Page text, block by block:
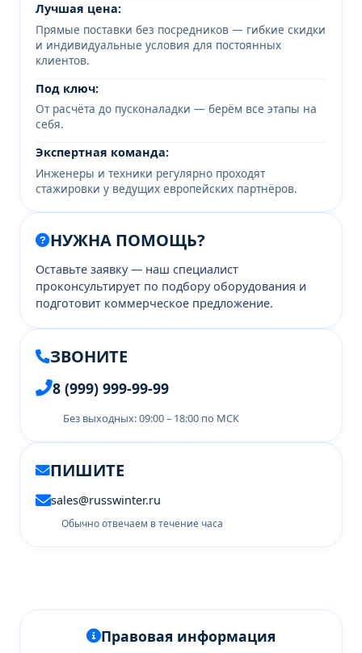
Лучшая цена:
Прямые поставки без посредников — гибкие скидки
и индивидуальные условия для постоянных
клиентов.
Под ключ:
От расчёта до пусконаладки — берём все этапы на
себя.
Экспертная команда:
Инженеры и техники регулярно проходят
стажировки у ведущих европейских партнёров.
НУЖНА ПОМОЩЬ?
Оставьте заявку — наш специалист
проконсультирует по подбору оборудования и
подготовит коммерческое предложение.
ЗВОНИТЕ
8 (999) 999-99-99
Без выходных: 09:00 – 18:00 по МСК
ПИШИТЕ
sales@russwinter.ru
Обычно отвечаем в течение часа
Правовая информация